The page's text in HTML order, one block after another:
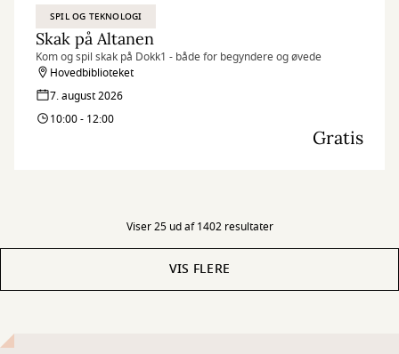
SPIL OG TEKNOLOGI
Skak på Altanen
Kom og spil skak på Dokk1 - både for begyndere og øvede
Hovedbiblioteket
7. august 2026
10:00 - 12:00
Gratis
Viser 25 ud af 1402 resultater
VIS FLERE